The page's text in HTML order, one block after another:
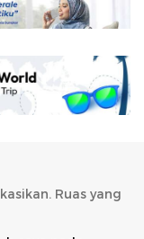
Ruas yang